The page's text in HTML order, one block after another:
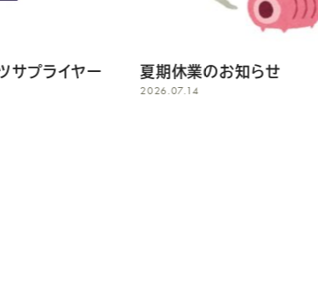
夏期休業のお知らせ